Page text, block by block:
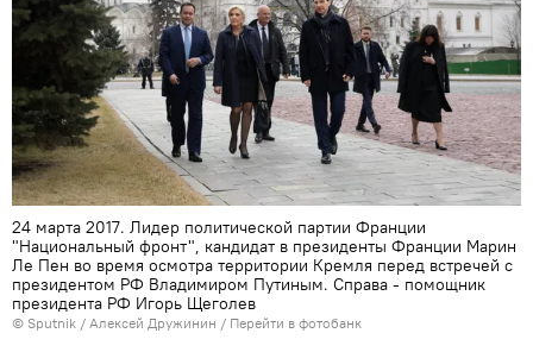
24 марта 2017. Лидер политической партии Франции
"Национальный фронт", кандидат в президенты Франции Марин
Ле Пен во время осмотра территории Кремля перед встречей с
президентом РФ Владимиром Путиным. Справа - помощник
президента РФ Игорь Щеголев
© Sputnik / Алексей Дружинин / Перейти в фотобанк